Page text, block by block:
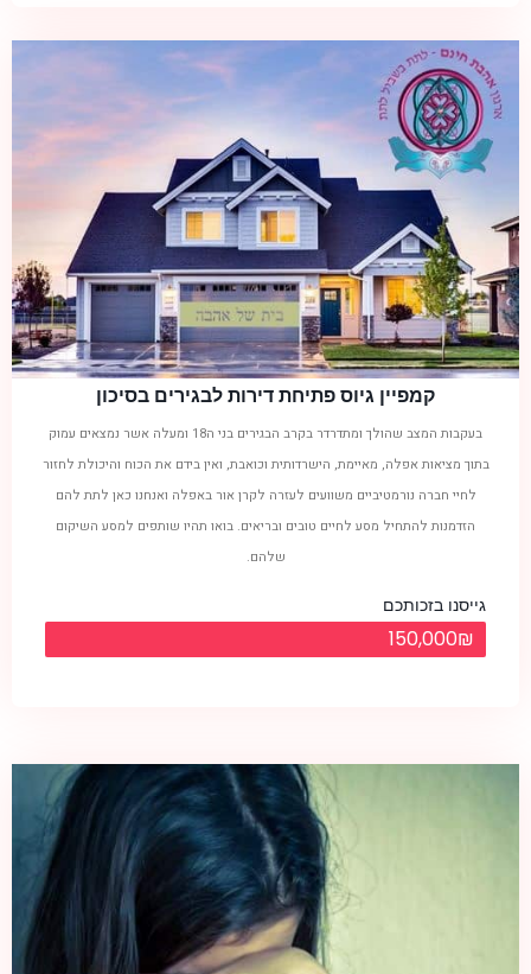
קמפיין גיוס פתיחת דירות לבגירים בסיכון
בעקבות המצב שהולך ומתדרדר בקרב הבגירים בני ה18 ומעלה אשר נמצאים עמוק
בתוך מציאות אפלה, מאיימת, הישרדותית וכואבת, ואין בידם את הכוח והיכולת לחזור
לחיי חברה נורמטיביים משוועים לעזרה לקרן אור באפלה ואנחנו כאן לתת להם
הזדמנות להתחיל מסע לחיים טובים ובריאים. בואו תהיו שותפים למסע השיקום
שלהם.
גייסנו בזכותכם
150,000₪